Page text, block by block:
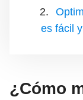
es fácil
¿Cómo